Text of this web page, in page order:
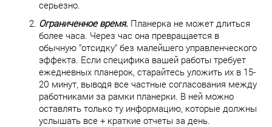
серьезно.
Ограниченное время. Планерка не может длиться
более часа. Через час она превращается в
обычную "отсидку" без малейшего управленческого
эффекта. Если специфика вашей работы требует
ежедневных планерок, старайтесь уложить их в 15-
20 минут, выводя все частные согласования между
работниками за рамки планерки. В ней можно
оставлять только ту информацию, которые должны
услышать все + краткие отчеты за день.